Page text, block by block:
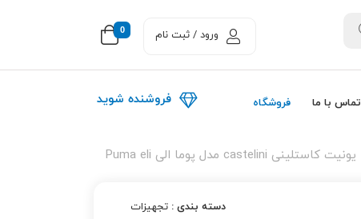
0 ورود / ثبت نام
تماس با ما فروشگاه فروشنده شوید
یونیت کاستلینی castelini مدل پوما الی Puma eli
دسته بندی :تجهیزات